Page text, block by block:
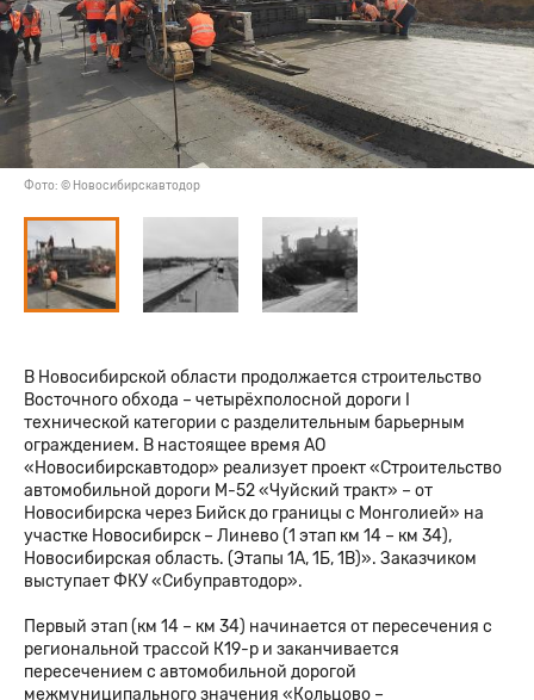
Фото: © Новосибирскавтодор
В Новосибирской области продолжается строительство
Восточного обхода – четырёхполосной дороги I
технической категории с разделительным барьерным
ограждением. В настоящее время АО
«Новосибирскавтодор» реализует проект «Строительство
автомобильной дороги М-52 «Чуйский тракт» – от
Новосибирска через Бийск до границы с Монголией» на
участке Новосибирск – Линево (1 этап км 14 – км 34),
Новосибирская область. (Этапы 1А, 1Б, 1В)». Заказчиком
выступает ФКУ «Сибуправтодор».
Первый этап (км 14 – км 34) начинается от пересечения с
региональной трассой К19-р и заканчивается
пересечением с автомобильной дорогой
межмуниципального значения «Кольцово –